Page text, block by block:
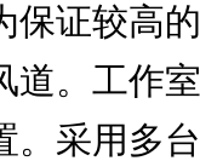
保证较高
道。工作
。采用多